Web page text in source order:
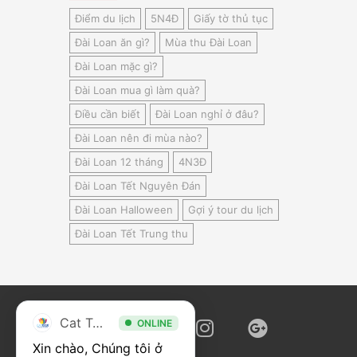
Điểm du lịch 5N4Đ
Giấy tờ thủ tục
Đài Loan ăn gì?
Mùa thu Đài Loan
Đài Loan mặc gì?
Đài Loan mua gì làm quà?
Điều cần biết
Đài Loan nghỉ ở đâu?
Đài Loan nên đi mùa nào?
Đài Loan 12 tháng
4N3Đ
Đài Loan Tết Nguyên Đán
Đài Loan Halloween
Gợi ý tour du lịch
Đài Loan Tết Trung thu
Cat Tour ONLINE
Xin chào, Chúng tôi ở